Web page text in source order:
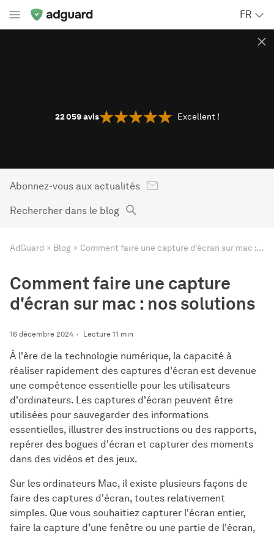
FR
22 059avis Excellent !
Abonnez-vous aux actualités
Rechercher dans le blog
AdGuard Blog Comment faire une capture d'écran sur mac : nos solutions
Comment faire une capture
d'écran sur mac : nos solutions
16 décembre 2024 Lecture 11 min
À l'ère de la technologie numérique, la capacité à
réaliser rapidement des captures d'écran est devenue
une compétence essentielle pour les utilisateurs
d'ordinateurs. Les captures d'écran peuvent être
utilisées pour sauvegarder des informations
essentielles, illustrer des instructions ou des rapports,
repérer des bogues d'écran et capturer des moments
dans des vidéos et des jeux.
Sur les ordinateurs Mac, il existe plusieurs façons de
faire des captures d'écran, toutes relativement
simples. Que vous souhaitiez capturer l'écran entier,
faire la capture d’une fenêtre ou une partie de l'écran,